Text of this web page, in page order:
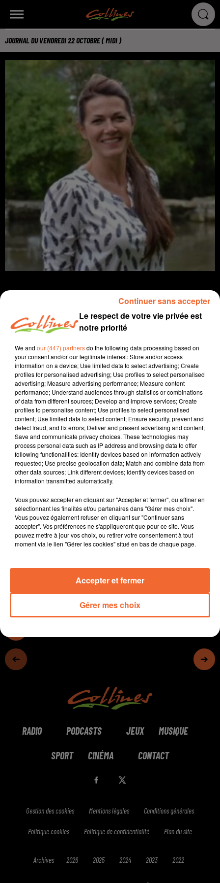
JOURNAL DU VENDREDI 22 OCTOBRE ( MIDI )
Infos
22 octobre 2021 - 13 min 8 sec
JOURNAL DU VENDREDI 22 OCTOBRE ( MIDI )
Patrice Bémanangy
L'info près de chez vous.
Philippe Berneux le directeur de l'Automobile Club 79
aurait préféré une baisse des taxes plutôt que le
chèque de 100€ pour faire face à la hausse du prix des
carburants.
Bressuire, l'Agglo 2B et Action Logement s'unissent
pour améliorer l'habitat en bocage.
La Niortaise Christelle Chassagne élue présidente du
Comité Régional du Tourisme en Nouvelle Aquitaine.
La Région octroie une subvention de 5.000€ à
l'association thouarsaise Toc Toc Toc qui porte un
projet de création d'un tiers lieu.
Les jeunes de 18 ans du bocage bressuirais vont
RADIO PODCASTS JEUX MUSIQUE
SPORT CINÉMA CONTACT
Gestion des cookies Mentions légales Conditions générales
Politique cookies Politique de confidentialité Plan du site
Archives 2026 2025 2024 2023 2022
Le respect de votre vie privée est
notre priorité
We and our (447) partnersdo the following data processing based on
your consent and/or our legitimate interest: Store and/or access
information on a device; Use limited data to select advertising; Create
profiles for personalised advertising; Use profiles to select personalised
advertising; Measure advertising performance; Measure content
performance; Understand audiences through statistics or combinations
of data from different sources; Develop and improve services; Create
profiles to personalise content; Use profiles to select personalised
content; Use limited data to select content; Ensure security, prevent and
detect fraud, and fix errors; Deliver and present advertising and content;
Save and communicate privacy choices. These technologies may
process personal data such as IP address and browsing data to offer
following functionalities: Identify devices based on information actively
requested; Use precise geolocation data; Match and combine data from
other data sources; Link different devices; Identify devices based on
information transmitted automatically.
Vous pouvez accepter en cliquant sur "Accepter et fermer", ou affiner en
sélectionnant les finalités et/ou partenaires dans "Gérer mes choix".
Vous pouvez également refuser en cliquant sur "Continuer sans
accepter". Vos préférences ne s'appliqueront que pour ce site. Vous
pouvez mettre à jour vos choix, ou retirer votre consentement à tout
moment via le lien "Gérer les cookies" situé en bas de chaque page.
Gérer mes choix
Accepter et fermer
Continuer sans accepter